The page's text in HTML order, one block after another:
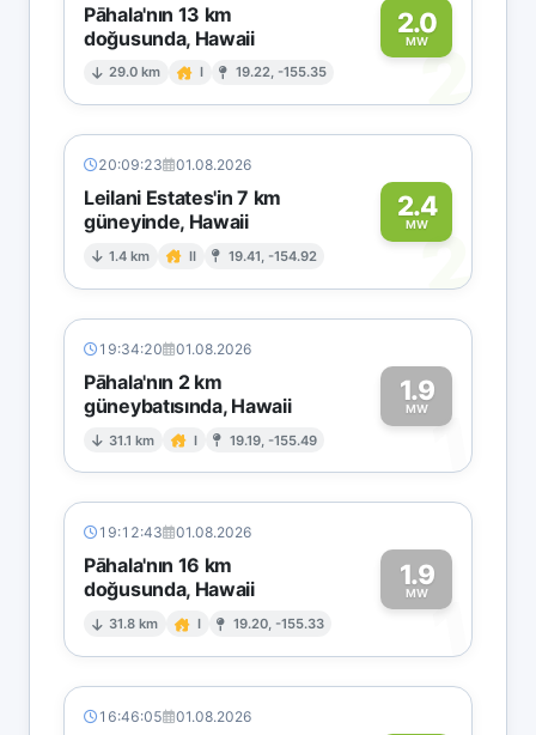
Pāhala'nın 13 km
doğusunda, Hawaii
29.0 km I 19.22, -155.35
2.0
MW2
20:09:23 01.08.2026
Leilani Estates'in 7 km
güneyinde, Hawaii
1.4 km II 19.41, -154.92
2.4
MW
2
19:34:20 01.08.2026
Pāhala'nın 2 km
güneybatısında, Hawaii
31.1 km I 19.19, -155.49
1.9
MW1
19:12:43 01.08.2026
Pāhala'nın 16 km
doğusunda, Hawaii
31.8 km I 19.20, -155.33
1.9
MW1
16:46:05 01.08.2026